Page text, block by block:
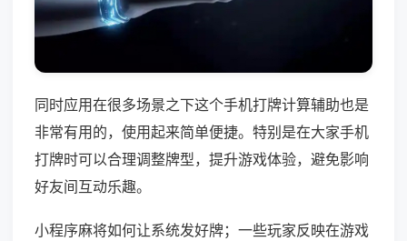
同时应用在很多场景之下这个手机打牌计算辅助也是
非常有用的，使用起来简单便捷。特别是在大家手机
打牌时可以合理调整牌型，提升游戏体验，避免影响
好友间互动乐趣。
小程序麻将如何让系统发好牌；一些玩家反映在游戏